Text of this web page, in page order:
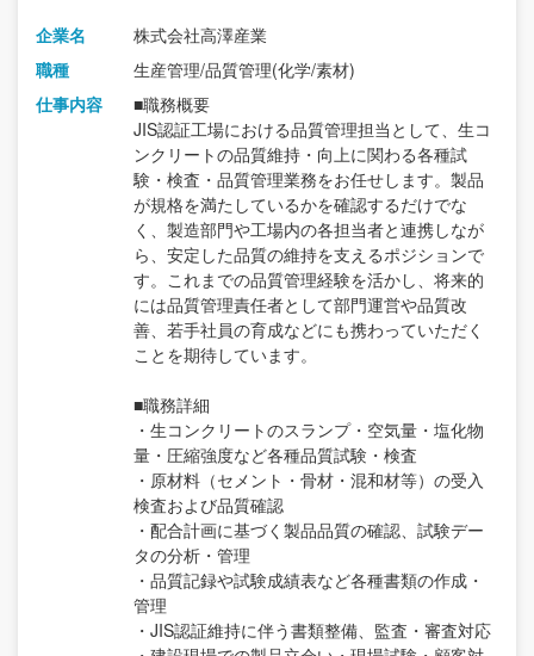
企業名
株式会社高澤産業
職種
生産管理/品質管理(化学/素材)
仕事内容
■職務概要
JIS認証工場における品質管理担当として、生コ
ンクリートの品質維持・向上に関わる各種試
験・検査・品質管理業務をお任せします。製品
が規格を満たしているかを確認するだけでな
く、製造部門や工場内の各担当者と連携しなが
ら、安定した品質の維持を支えるポジションで
す。これまでの品質管理経験を活かし、将来的
には品質管理責任者として部門運営や品質改
善、若手社員の育成などにも携わっていただく
ことを期待しています。
■職務詳細
・生コンクリートのスランプ・空気量・塩化物
量・圧縮強度など各種品質試験・検査
・原材料（セメント・骨材・混和材等）の受入
検査および品質確認
・配合計画に基づく製品品質の確認、試験デー
タの分析・管理
・品質記録や試験成績表など各種書類の作成・
管理
・JIS認証維持に伴う書類整備、監査・審査対応